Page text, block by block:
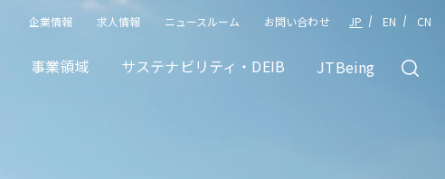
事業領域 サステナビリティ・DEIB JTBeing
企業情報 求人情報 ニュースルーム お問い合わせ JP EN CN